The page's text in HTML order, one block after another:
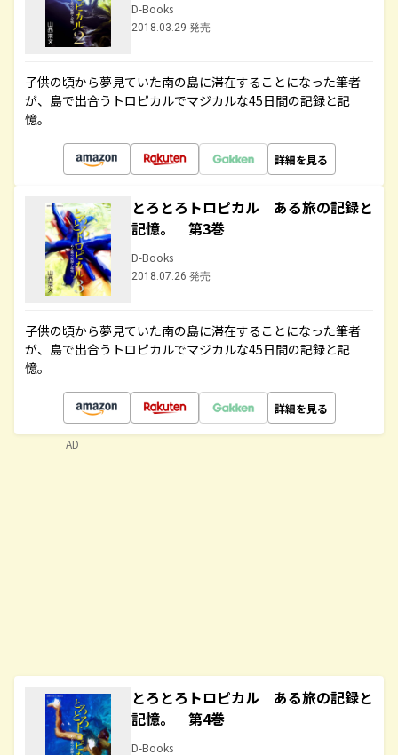
D-Books
2018.03.29 発売
子供の頃から夢見ていた南の島に滞在することになった筆者
が、島で出合うトロピカルでマジカルな45日間の記録と記
憶。
詳細を見る
とろとろトロピカル ある旅の記録と
記憶。 第3巻
D-Books
2018.07.26 発売
子供の頃から夢見ていた南の島に滞在することになった筆者
が、島で出合うトロピカルでマジカルな45日間の記録と記
憶。
詳細を見る
とろとろトロピカル ある旅の記録と
記憶。 第4巻
D-Books
AD